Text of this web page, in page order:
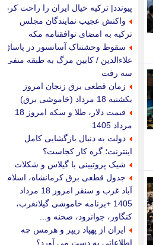
پیوندد| ترکیه خیال ایران را راحت کرد
واکنش عجیب نمایندگان مجلس
ترکیه به امضای توافقنامه مکه
سقوط وحشتناک آسانسور در پاساژ
علاءالدین / کابین مرگ به طبقه منفی
سه رفت
زمان قطعی برق زنجان امروز
یکشنبه 18 مرداد (خاموشی برق)
قیمت دلار، طلا و سکه امروز 18
مرداد 1405
دولت به دنبال بازگشایی کامل
اینترنت؛ گره کار کجاست؟
شیک پروتیینی با گیلاس و شکلات
جدول قطعی برق کرمانشاه، اسلام
آباد غرب و سنقر امروز 18 مرداد
1405 +برنامه خاموشی گیلانغرب،
کنگاور، جوانرود، صحنه و...
ایران از پهپاد ریپر و هرمس چه
اطلاعاتی به دست می آورد؟